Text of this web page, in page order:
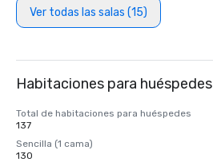
Ver todas las salas (15)
Habitaciones para huéspedes
Total de habitaciones para huéspedes
137
Sencilla (1 cama)
130